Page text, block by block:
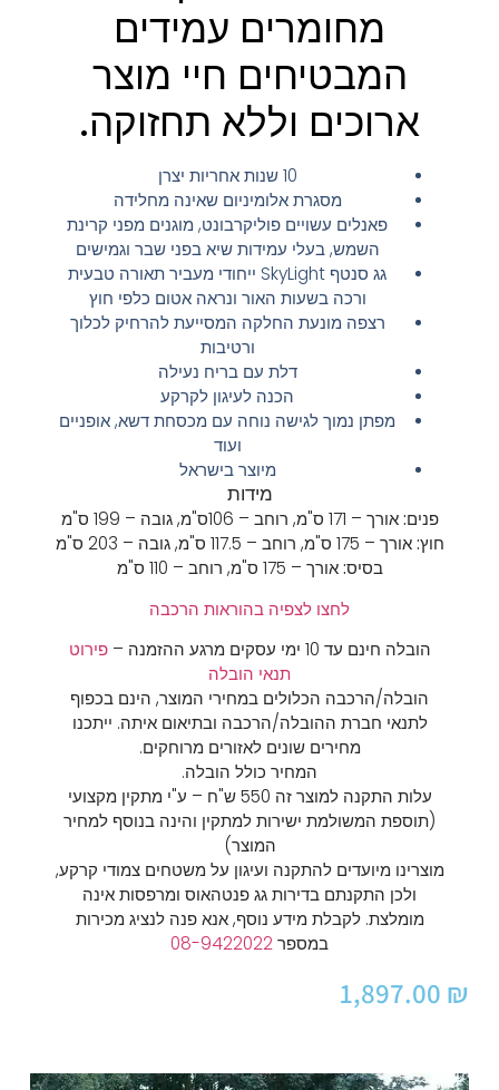
מחומרים עמידים
המבטיחים חיי מוצר
ארוכים וללא תחזוקה.
10 שנות אחריות יצרן
מסגרת אלומיניום שאינה מחלידה
פאנלים עשויים פוליקרבונט, מוגנים מפני קרינת
השמש, בעלי עמידות שיא בפני שבר וגמישים
גג סנטף SkyLight ייחודי מעביר תאורה טבעית
ורכה בשעות האור ונראה אטום כלפי חוץ
רצפה מונעת החלקה המסייעת להרחיק לכלוך
ורטיבות
דלת עם בריח נעילה
הכנה לעיגון לקרקע
מפתן נמוך לגישה נוחה עם מכסחת דשא, אופניים
ועוד
מיוצר בישראל
מידות
פנים:אורך – 171 ס"מ, רוחב – 106ס"מ,
גובה – 199 ס"מ
חוץ:אורך – 175 ס"מ, רוחב – 117.5 ס"מ,
גובה – 203 ס"מ
בסיס:אורך – 175 ס"מ,
רוחב – 110 ס"מ
לחצו לצפיה בהוראות הרכבה
הובלה חינם עד 10 ימי עסקים מרגע ההזמנה –
פירוט
תנאי הובלה
הובלה/הרכבה הכלולים במחירי המוצר, הינם בכפוף
לתנאי חברת ההובלה/הרכבה ובתיאום איתה. ייתכנו
מחירים שונים לאזורים מרוחקים.
המחיר כולל הובלה.
עלות התקנה למוצר זה 550 ש"ח – ע"י מתקין מקצועי
(תוספת המשולמת ישירות למתקין והינה בנוסף למחיר
המוצר)
מוצרינו מיועדים להתקנה ועיגון על משטחים צמודי קרקע,
ולכן התקנתם בדירות גג פנטהאוס ומרפסות אינה
מומלצת. לקבלת מידע נוסף, אנא פנה לנציג מכירות
במספר08-9422022
1,897.00 ₪